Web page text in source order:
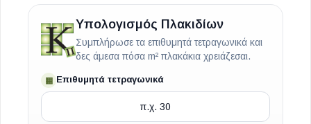
Υπολογισμός Πλακιδίων
Συμπλήρωσε τα επιθυμητά τετραγωνικά και
δες άμεσα πόσα m² πλακάκια χρειάζεσαι.
▦ Επιθυμητά τετραγωνικά